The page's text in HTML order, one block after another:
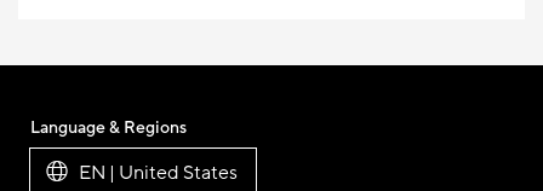
Language & Regions
EN | United States